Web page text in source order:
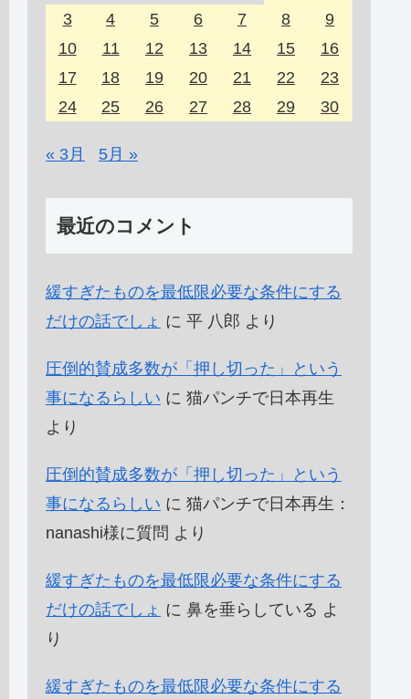
3
4 5 6 7 8
9
10
11 12 13 14 15
16
17
18 19 20 21 22
23
24
25 26 27 28 29 30
« 3月 5月 »
最近のコメント
緩すぎたものを最低限必要な条件にする
だけの話でしょ に 平 八郎 より
圧倒的賛成多数が「押し切った」という
事になるらしい に 猫パンチで日本再生
より
圧倒的賛成多数が「押し切った」という
事になるらしい に 猫パンチで日本再生：
nanashi様に質問 より
緩すぎたものを最低限必要な条件にする
だけの話でしょ に 鼻を垂らしている よ
り
緩すぎたものを最低限必要な条件にする